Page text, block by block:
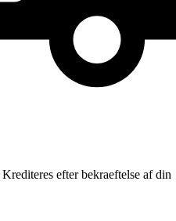
Krediteres efter bekraeftelse af din